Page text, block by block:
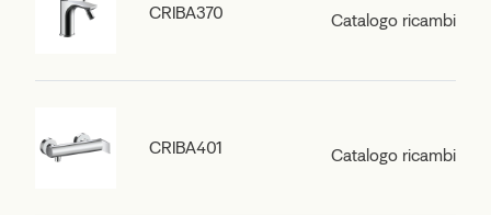
CRIBA370 Catalogo ricambi
CRIBA401 Catalogo ricambi